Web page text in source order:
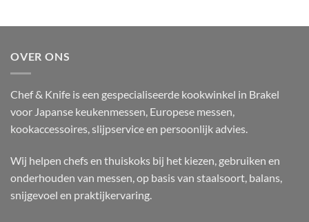
OVER ONS
Chef & Knife is een gespecialiseerde kookwinkel in Brakel
voor Japanse keukenmessen, Europese messen,
kookaccessoires, slijpservice en persoonlijk advies.
Wij helpen chefs en thuiskoks bij het kiezen, gebruiken en
onderhouden van messen, op basis van staalsoort, balans,
snijgevoel en praktijkervaring.